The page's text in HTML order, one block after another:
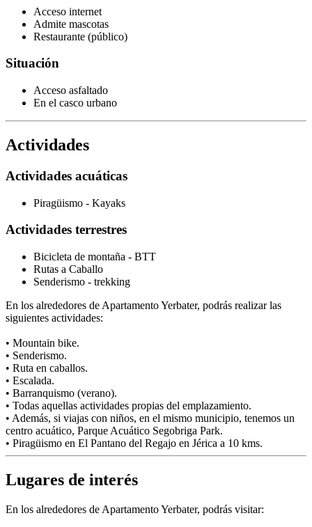
Acceso internet
Admite mascotas
Restaurante (público)
Situación
Acceso asfaltado
En el casco urbano
Actividades
Actividades acuáticas
Piragüismo - Kayaks
Actividades terrestres
Bicicleta de montaña - BTT
Rutas a Caballo
Senderismo - trekking
En los alrededores de Apartamento Yerbater, podrás realizar las
siguientes actividades:
• Mountain bike.
• Senderismo.
• Ruta en caballos.
• Escalada.
• Barranquismo (verano).
• Todas aquellas actividades propias del emplazamiento.
• Además, si viajas con niños, en el mismo municipio, tenemos un
centro acuático, Parque Acuático Segobriga Park.
• Piragüismo en El Pantano del Regajo en Jérica a 10 kms.
Lugares de interés
En los alrededores de Apartamento Yerbater, podrás visitar: